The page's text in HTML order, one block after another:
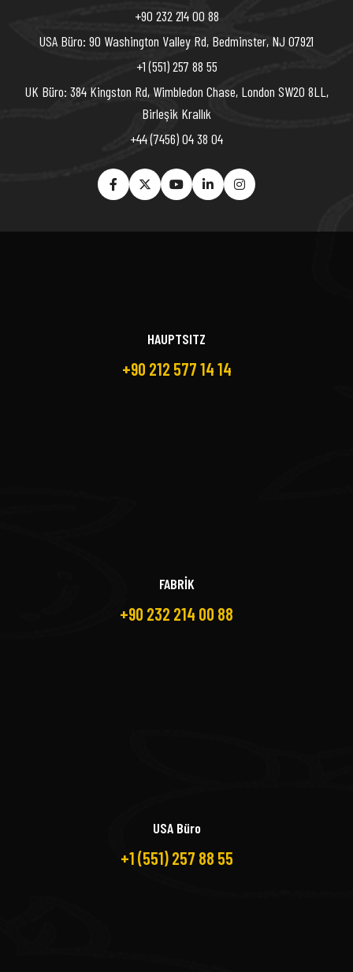
+90 232 214 00 88
USA Büro: 90 Washington Valley Rd, Bedminster, NJ 07921
+1 (551) 257 88 55
UK Büro: 384 Kingston Rd, Wimbledon Chase, London SW20 8LL,
Birleşik Krallık
+44 (7456) 04 38 04
HAUPTSITZ
+90 212 577 14 14
FABRİK
+90 232 214 00 88
USA Büro
+1 (551) 257 88 55